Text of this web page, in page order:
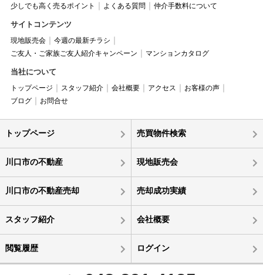
少しでも高く売るポイント
よくある質問 仲介手数料について
サイトコンテンツ
現地販売会
今週の最新チラシ
ご友人・ご家族ご友人紹介キャンペーン
マンションカタログ
当社について
トップページ スタッフ紹介 会社概要 アクセス
お客様の声
ブログ
お問合せ
トップページ 売買物件検索
川口市の不動産 現地販売会
川口市の不動産売却 売却成功実績
スタッフ紹介 会社概要
閲覧履歴 ログイン